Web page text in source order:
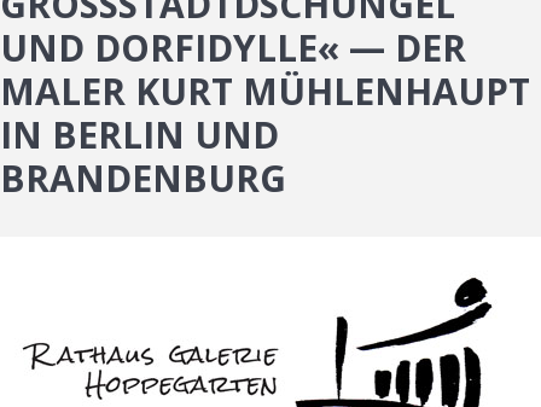
ND DORFIDYLLE« — DER M
ALER KURT MÜHLENHAUPT I
N BERLIN UND B
RANDENBURG